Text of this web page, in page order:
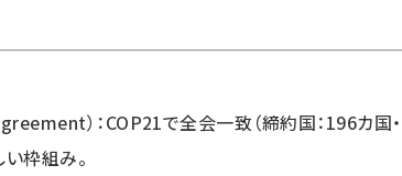
）：COP21で全会一致（締約国：196カ国
枠組み。